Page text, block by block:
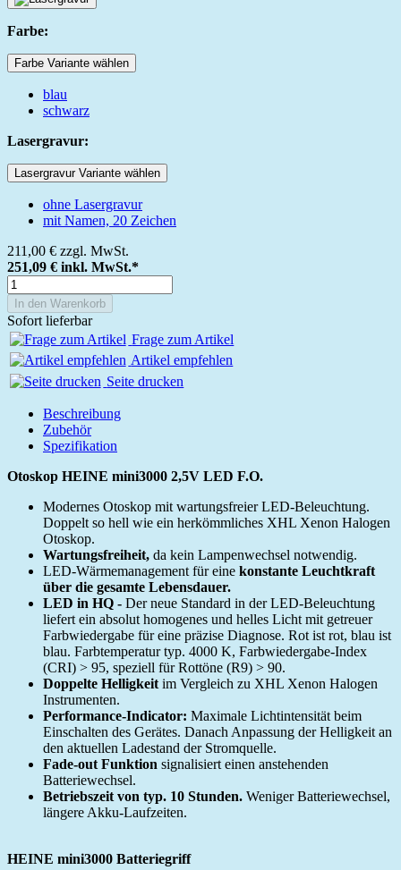
Farbe:
Farbe Variante wählen
blau
schwarz
Lasergravur:
Lasergravur Variante wählen
ohne Lasergravur
mit Namen, 20 Zeichen
211,00 € zzgl. MwSt.
251,09 € inkl. MwSt.*
In den Warenkorb
Sofort lieferbar
Frage zum Artikel
Artikel empfehlen
Seite drucken
Beschreibung
Zubehör
Spezifikation
Otoskop HEINE mini3000 2,5V LED F.O.
Modernes Otoskop mit wartungsfreier LED-Beleuchtung.
Doppelt so hell wie ein herkömmliches XHL Xenon Halogen
Otoskop.
Wartungsfreiheit, da kein Lampenwechsel notwendig.
LED-Wärmemanagement für eine konstante Leuchtkraft
über die gesamte Lebensdauer.
LED in HQ - Der neue Standard in der LED-Beleuchtung
liefert ein absolut homogenes und helles Licht mit getreuer
Farbwiedergabe für eine präzise Diagnose. Rot ist rot, blau ist
blau. Farbtemperatur typ. 4000 K, Farbwiedergabe-Index
(CRI) > 95, speziell für Rottöne (R9) > 90.
Doppelte Helligkeit im Vergleich zu XHL Xenon Halogen
Instrumenten.
Performance-Indicator: Maximale Lichtintensität beim
Einschalten des Gerätes. Danach Anpassung der Helligkeit an
den aktuellen Ladestand der Stromquelle.
Fade-out Funktion signalisiert einen anstehenden
Batteriewechsel.
Betriebszeit von typ. 10 Stunden. Weniger Batteriewechsel,
längere Akku-Laufzeiten.
HEINE mini3000 Batteriegriff